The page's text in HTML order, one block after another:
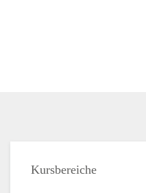
Kursbereiche